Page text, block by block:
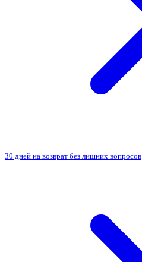
30 дней на возврат без лишних вопросов